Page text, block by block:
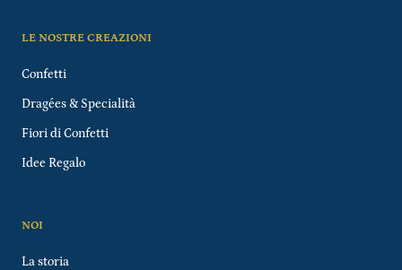
LE NOSTRE CREAZIONI
Confetti
Dragées & Specialità
Fiori di Confetti
Idee Regalo
NOI
La storia